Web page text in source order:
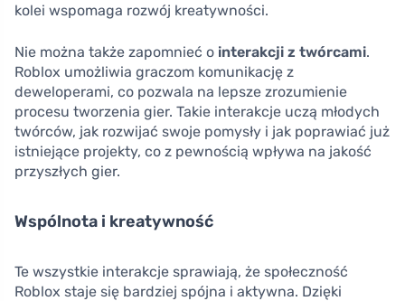
kolei wspomaga rozwój kreatywności.
Nie można także zapomnieć o interakcji z twórcami.
Roblox umożliwia graczom komunikację z
deweloperami, co pozwala na lepsze zrozumienie
procesu tworzenia gier. Takie interakcje uczą młodych
twórców, jak rozwijać swoje pomysły i jak poprawiać już
istniejące projekty, co z pewnością wpływa na jakość
przyszłych gier.
Wspólnota i kreatywność
Te wszystkie interakcje sprawiają, że społeczność
Roblox staje się bardziej spójna i aktywna. Dzięki